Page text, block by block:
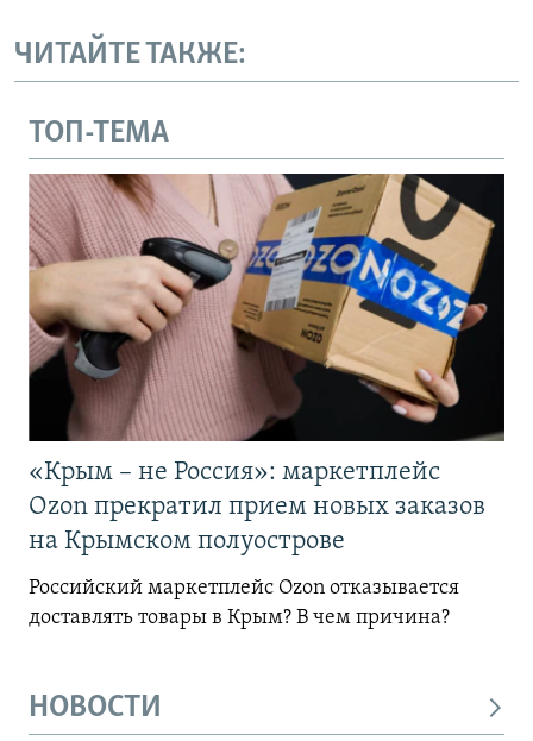
ЧИТАЙТЕ ТАКЖЕ:
ТОП-ТЕМА
«Крым – не Россия»: маркетплейс
Ozon прекратил прием новых заказов
на Крымском полуострове
Российский маркетплейс Ozon отказывается
доставлять товары в Крым? В чем причина?
НОВОСТИ